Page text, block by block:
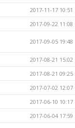
2017-11-17 10:51
2017-09-22 11:08
2017-09-05 19:48
2017-08-21 15:02
2017-08-21 09:25
2017-07-02 12:07
2017-06-10 10:17
2017-06-04 17:59